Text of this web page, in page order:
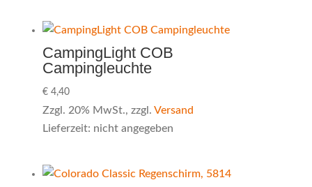
CampingLight COB
Campingleuchte
€4,40
Zzgl. 20% MwSt., zzgl. Versand
Lieferzeit: nicht angegeben